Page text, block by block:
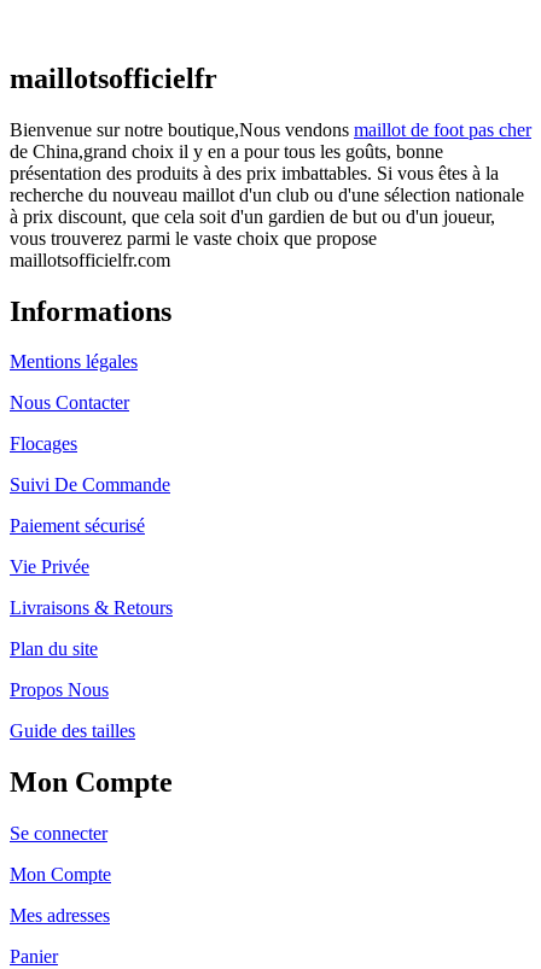
maillotsofficielfr
Bienvenue sur notre boutique,Nous vendons maillot de foot pas cher
de China,grand choix il y en a pour tous les goûts, bonne
présentation des produits à des prix imbattables. Si vous êtes à la
recherche du nouveau maillot d'un club ou d'une sélection nationale
à prix discount, que cela soit d'un gardien de but ou d'un joueur,
vous trouverez parmi le vaste choix que propose
maillotsofficielfr.com
Informations
Mentions légales
Nous Contacter
Flocages
Suivi De Commande
Paiement sécurisé
Vie Privée
Livraisons & Retours
Plan du site
Propos Nous
Guide des tailles
Mon Compte
Se connecter
Mon Compte
Mes adresses
Panier